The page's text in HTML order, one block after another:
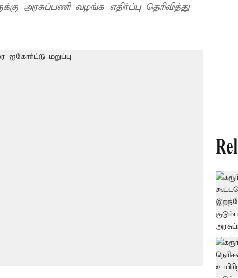
அரசுப்பணி வழங்க எதிர்ப்பு தெரிவித்து